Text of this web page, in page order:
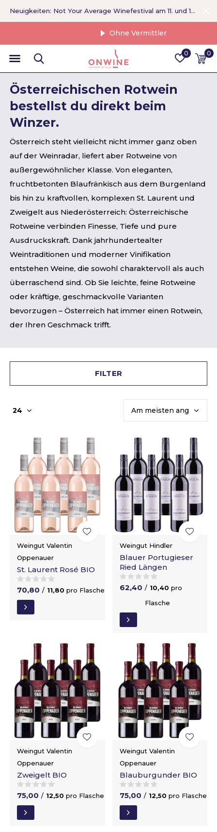
0 0
Ohne Vermittler
Neuigkeiten: Not Your Average Winefestival am 11. und 12. September >
Österreichischen Rotwein
bestellst du direkt beim
Winzer.
Österreich steht vielleicht nicht immer ganz oben
auf der Weinradar, liefert aber Rotweine von
außergewöhnlicher Klasse. Von eleganten,
fruchtbetonten Blaufränkisch aus dem Burgenland
bis hin zu kraftvollen, komplexen St. Laurent und
Zweigelt aus Niederösterreich: Österreichische
Rotweine verbinden Finesse, Tiefe und pure
Ausdruckskraft. Dank jahrhundertealter
Weintraditionen und moderner Vinifikation
entstehen Weine, die sowohl charaktervoll als auch
überraschend sind. Ob Sie leichte, feine Rotweine
oder kräftige, geschmackvolle Varianten
bevorzugen – Österreich hat immer einen Rotwein,
der Ihren Geschmack trifft.
FILTER
Weingut Valentin
Oppenauer
St. Laurent Rosé BIO
70,80 / 11,80 pro Flasche
Weingut Hindler
Blauer Portugieser
Ried Längen
62,40 / 10,40 pro
Flasche
Weingut Valentin
Oppenauer
Zweigelt BIO
75,00 / 12,50 pro Flasche
Weingut Valentin
Oppenauer
Blauburgunder BIO
75,00 / 12,50 pro Flasche